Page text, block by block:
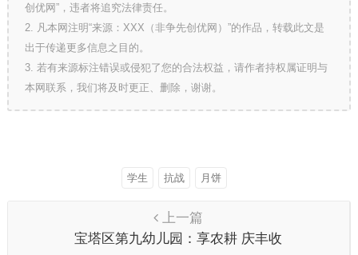
创优网”，违者将追究法律责任。
2. 凡本网注明“来源：XXX（非争先创优网）”的作品，转载此文是
出于传递更多信息之目的。
3. 若有来源标注错误或侵犯了您的合法权益，请作者持权属证明与
本网联系，我们将及时更正、删除，谢谢。
学生 抗战 月饼
上一篇
宝塔区第九幼儿园：享农耕 庆丰收